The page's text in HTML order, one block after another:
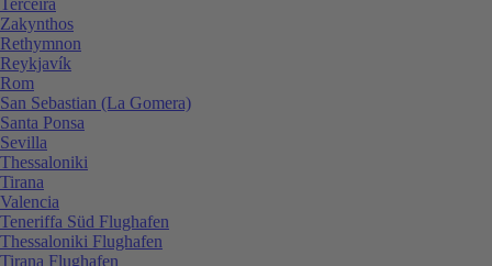
Zakynthos
Rethymnon
Reykjavík
Rom
San Sebastian (La Gomera)
Santa Ponsa
Sevilla
Thessaloniki
Tirana
Valencia
Teneriffa Süd Flughafen
Thessaloniki Flughafen
Tirana Flughafen